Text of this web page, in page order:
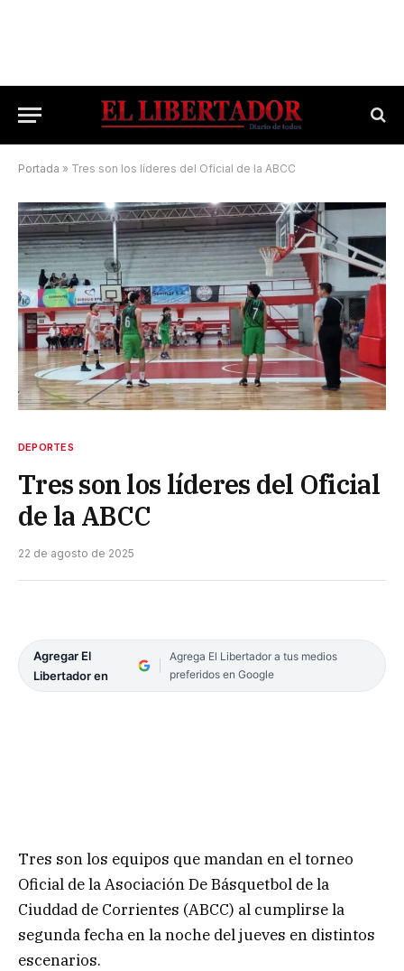
Portada » Tres son los líderes del Oficial de la ABCC
DEPORTES
Tres son los líderes del Oficial
de la ABCC
22 de agosto de 2025
Agregar El
Libertador en
Agrega El Libertador a tus medios
preferidos en Google
Tres son los equipos que mandan en el torneo
Oficial de la Asociación De Básquetbol de la
Ciuddad de Corrientes (ABCC) al cumplirse la
segunda fecha en la noche del jueves en distintos
escenarios.